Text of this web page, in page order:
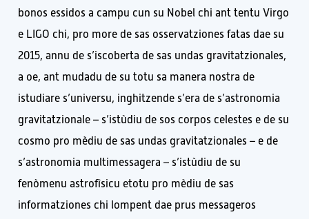
bonos essidos a campu cun su Nobel chi ant tentu Virgo
e LIGO chi, pro more de sas osservatziones fatas dae su
2015, annu de s’iscoberta de sas undas gravitatzionales,
a oe, ant mudadu de su totu sa manera nostra de
istudiare s’universu, inghitzende s’era de s’astronomia
gravitatzionale – s’istùdiu de sos corpos celestes e de su
cosmo pro mèdiu de sas undas gravitatzionales – e de
s’astronomia multimessagera – s’istùdiu de su
fenòmenu astrofìsicu etotu pro mèdiu de sas
informatziones chi lompent dae prus messageros